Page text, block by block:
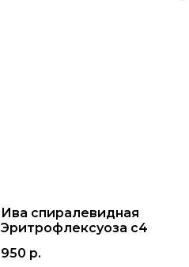
Ива спиралевидная
Эритрофлексуоза с4
950 р.